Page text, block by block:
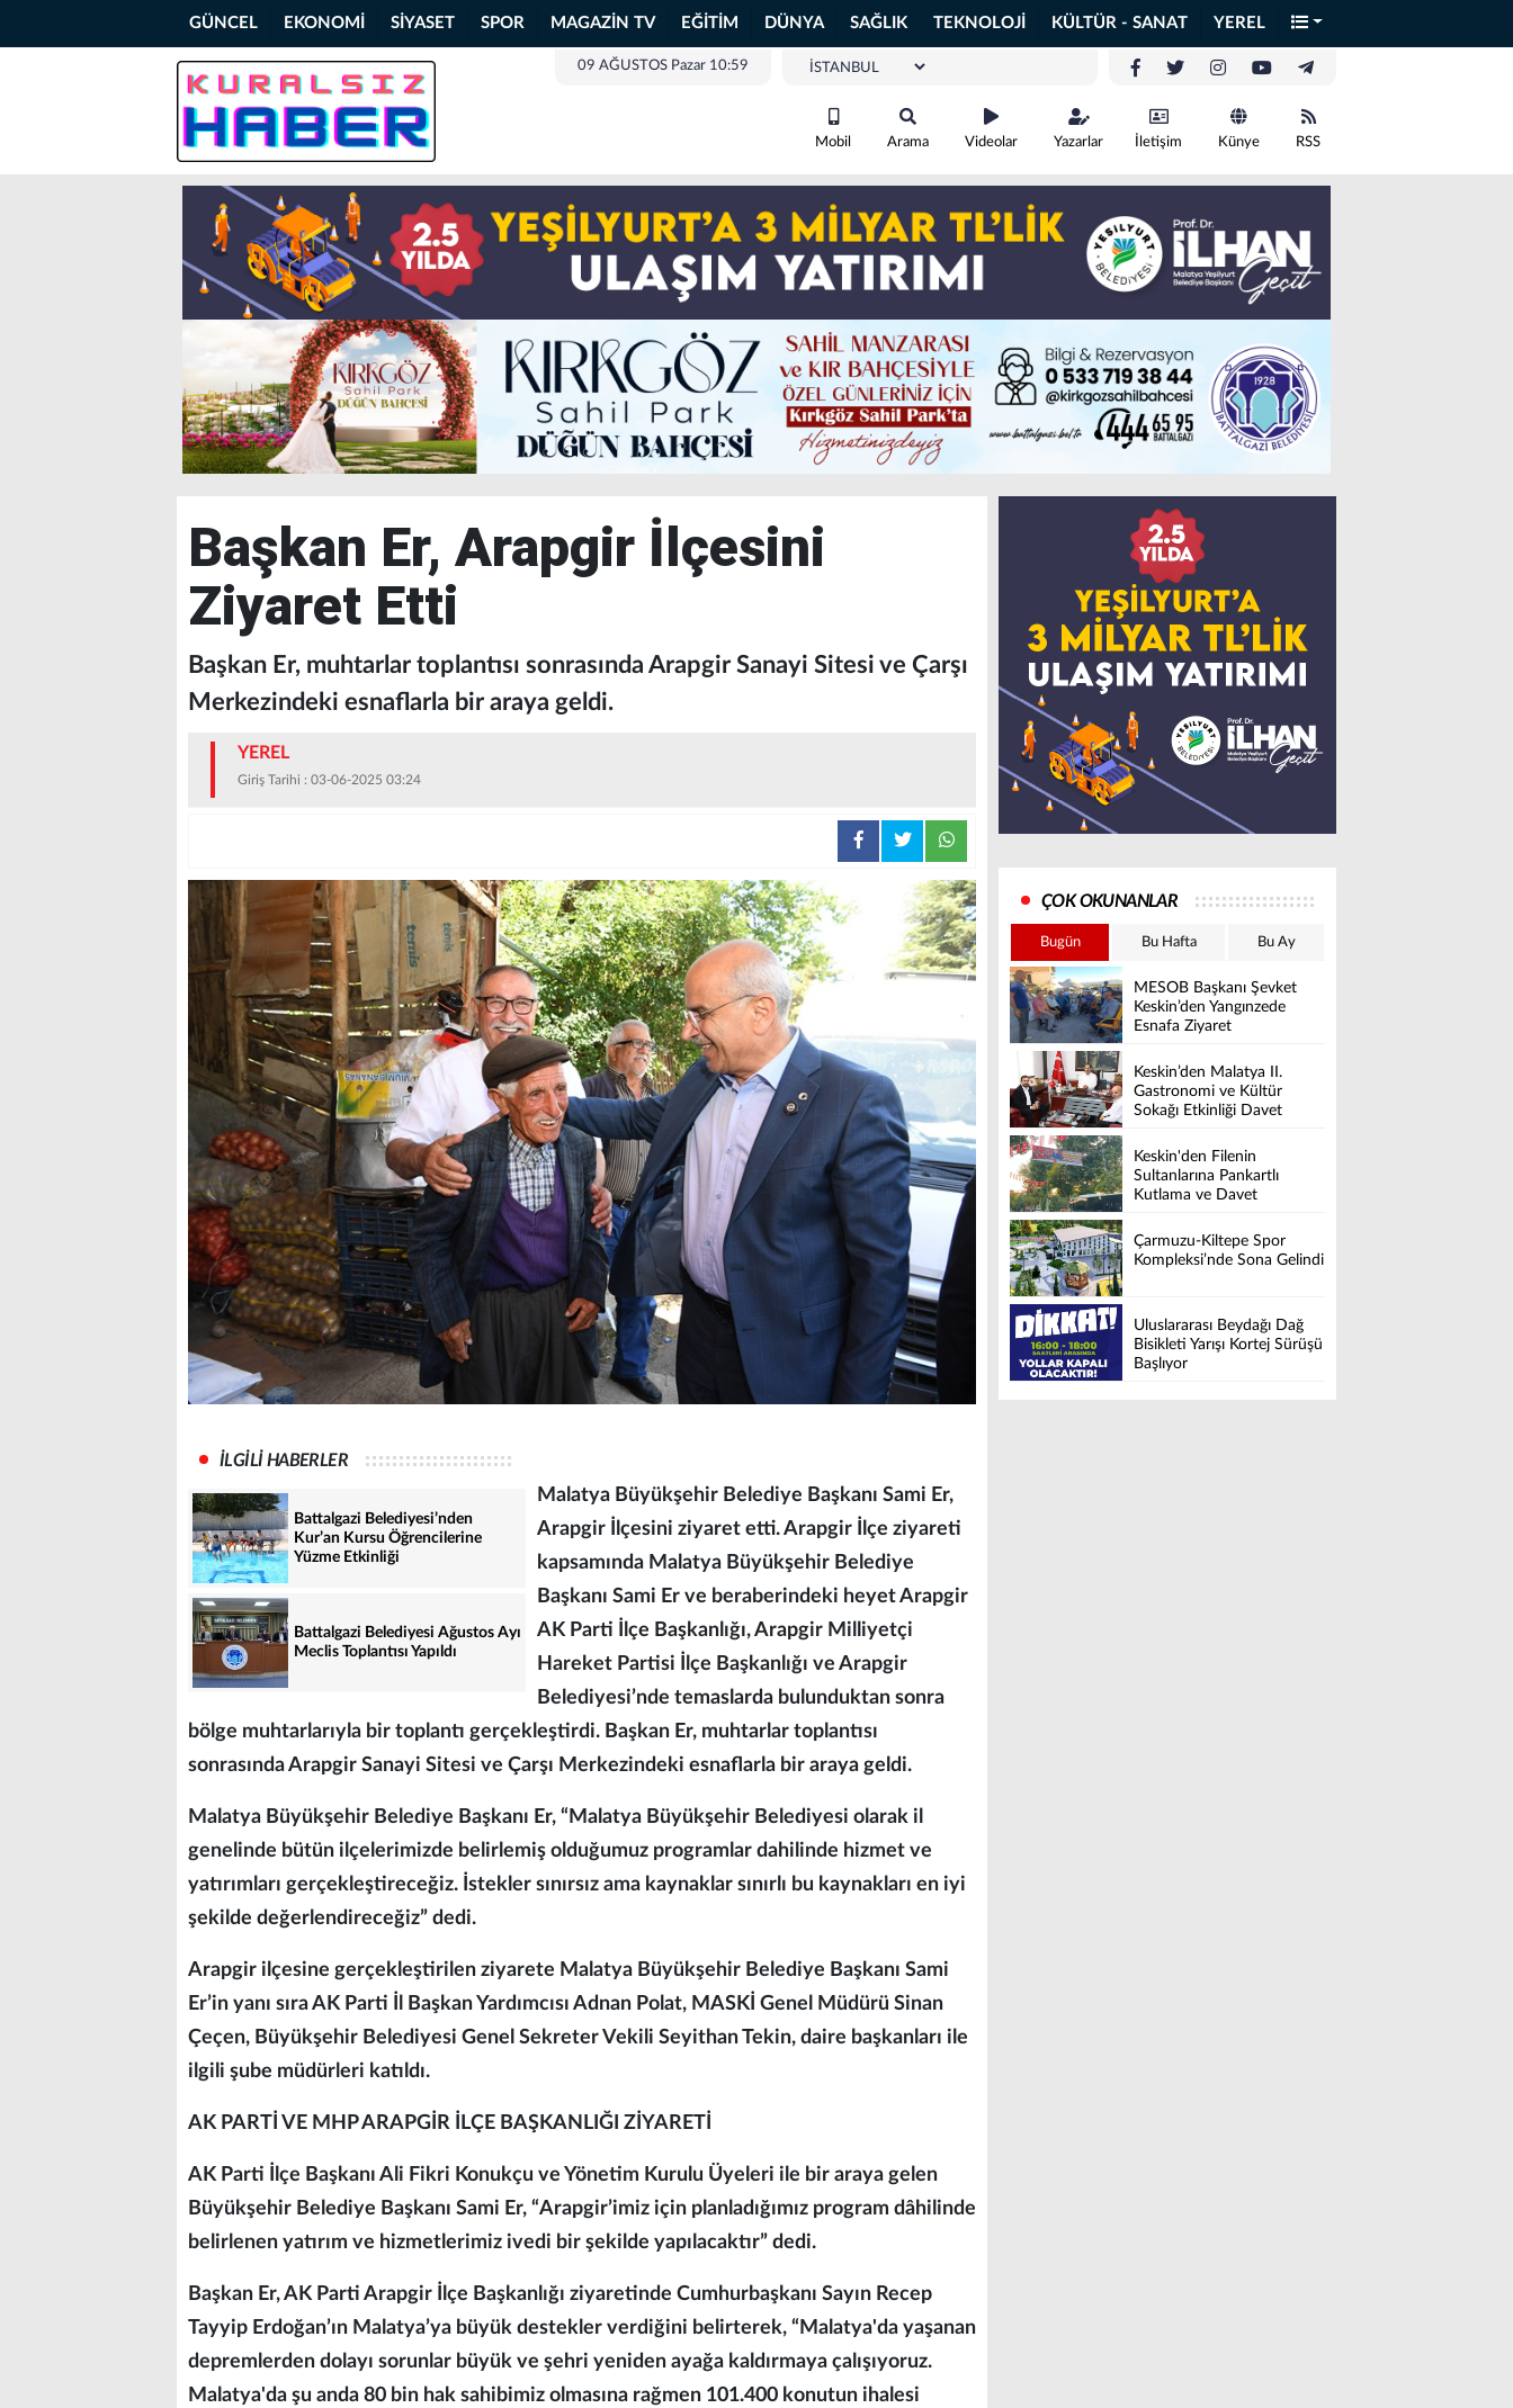
GÜNCEL EKONOMİ SİYASET SPOR MAGAZİN TV EĞİTİM DÜNYA SAĞLIK TEKNOLOJİ KÜLTÜR - SANAT YEREL
09 AĞUSTOS Pazar 10:59
Mobil Arama Videolar Yazarlar İletişim Künye RSS
Başkan Er, Arapgir İlçesini
Ziyaret Etti
Başkan Er, muhtarlar toplantısı sonrasında Arapgir Sanayi Sitesi ve Çarşı
Merkezindeki esnaflarla bir araya geldi.
YEREL
Giriş Tarihi : 03-06-2025 03:24
İLGİLİ HABERLER
Battalgazi Belediyesi’nden
Kur’an Kursu Öğrencilerine
Yüzme Etkinliği
Battalgazi Belediyesi Ağustos Ayı
Meclis Toplantısı Yapıldı
Malatya Büyükşehir Belediye Başkanı Sami Er,
Arapgir İlçesini ziyaret etti. Arapgir İlçe ziyareti
kapsamında Malatya Büyükşehir Belediye
Başkanı Sami Er ve beraberindeki heyet Arapgir
AK Parti İlçe Başkanlığı, Arapgir Milliyetçi
Hareket Partisi İlçe Başkanlığı ve Arapgir
Belediyesi’nde temaslarda bulunduktan sonra
bölge muhtarlarıyla bir toplantı gerçekleştirdi. Başkan Er, muhtarlar toplantısı
sonrasında Arapgir Sanayi Sitesi ve Çarşı Merkezindeki esnaflarla bir araya geldi.
Malatya Büyükşehir Belediye Başkanı Er, “Malatya Büyükşehir Belediyesi olarak il
genelinde bütün ilçelerimizde belirlemiş olduğumuz programlar dahilinde hizmet ve
yatırımları gerçekleştireceğiz. İstekler sınırsız ama kaynaklar sınırlı bu kaynakları en iyi
şekilde değerlendireceğiz” dedi.
Arapgir ilçesine gerçekleştirilen ziyarete Malatya Büyükşehir Belediye Başkanı Sami
Er’in yanı sıra AK Parti İl Başkan Yardımcısı Adnan Polat, MASKİ Genel Müdürü Sinan
Çeçen, Büyükşehir Belediyesi Genel Sekreter Vekili Seyithan Tekin, daire başkanları ile
ilgili şube müdürleri katıldı.
AK PARTİ VE MHP ARAPGİR İLÇE BAŞKANLIĞI ZİYARETİ
AK Parti İlçe Başkanı Ali Fikri Konukçu ve Yönetim Kurulu Üyeleri ile bir araya gelen
Büyükşehir Belediye Başkanı Sami Er, “Arapgir’imiz için planladığımız program dâhilinde
belirlenen yatırım ve hizmetlerimiz ivedi bir şekilde yapılacaktır” dedi.
Başkan Er, AK Parti Arapgir İlçe Başkanlığı ziyaretinde Cumhurbaşkanı Sayın Recep
Tayyip Erdoğan’ın Malatya’ya büyük destekler verdiğini belirterek, “Malatya'da yaşanan
depremlerden dolayı sorunlar büyük ve şehri yeniden ayağa kaldırmaya çalışıyoruz.
Malatya'da şu anda 80 bin hak sahibimiz olmasına rağmen 101.400 konutun ihalesi
ÇOK OKUNANLAR
Bugün Bu Hafta Bu Ay
MESOB Başkanı Şevket
Keskin’den Yangınzede
Esnafa Ziyaret
Keskin’den Malatya II.
Gastronomi ve Kültür
Sokağı Etkinliği Davet
Keskin'den Filenin
Sultanlarına Pankartlı
Kutlama ve Davet
Çarmuzu-Kiltepe Spor
Kompleksi’nde Sona Gelindi
Uluslararası Beydağı Dağ
Bisikleti Yarışı Kortej Sürüşü
Başlıyor